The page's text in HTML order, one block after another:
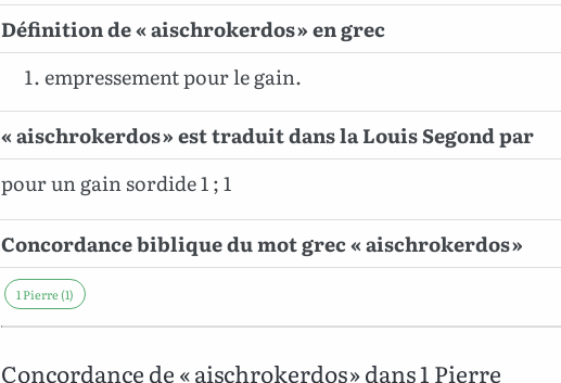
Définition de « aischrokerdos » en grec
empressement pour le gain.
« aischrokerdos » est traduit dans la Louis Segond par
pour un gain sordide 1 ; 1
Concordance biblique du mot grec « aischrokerdos »
1 Pierre (1)
Concordance de « aischrokerdos » dans 1 Pierre